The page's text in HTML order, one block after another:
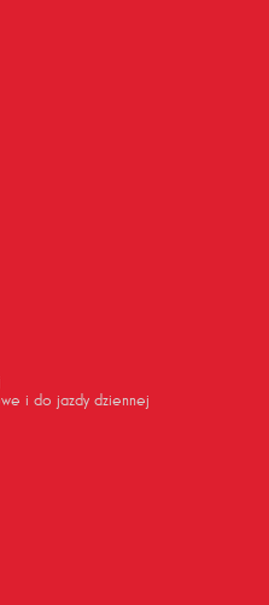
i do jazdy dziennej